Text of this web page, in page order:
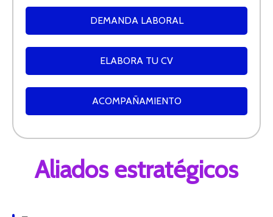
DEMANDA LABORAL
ELABORA TU CV
ACOMPAÑAMIENTO
Aliados estratégicos